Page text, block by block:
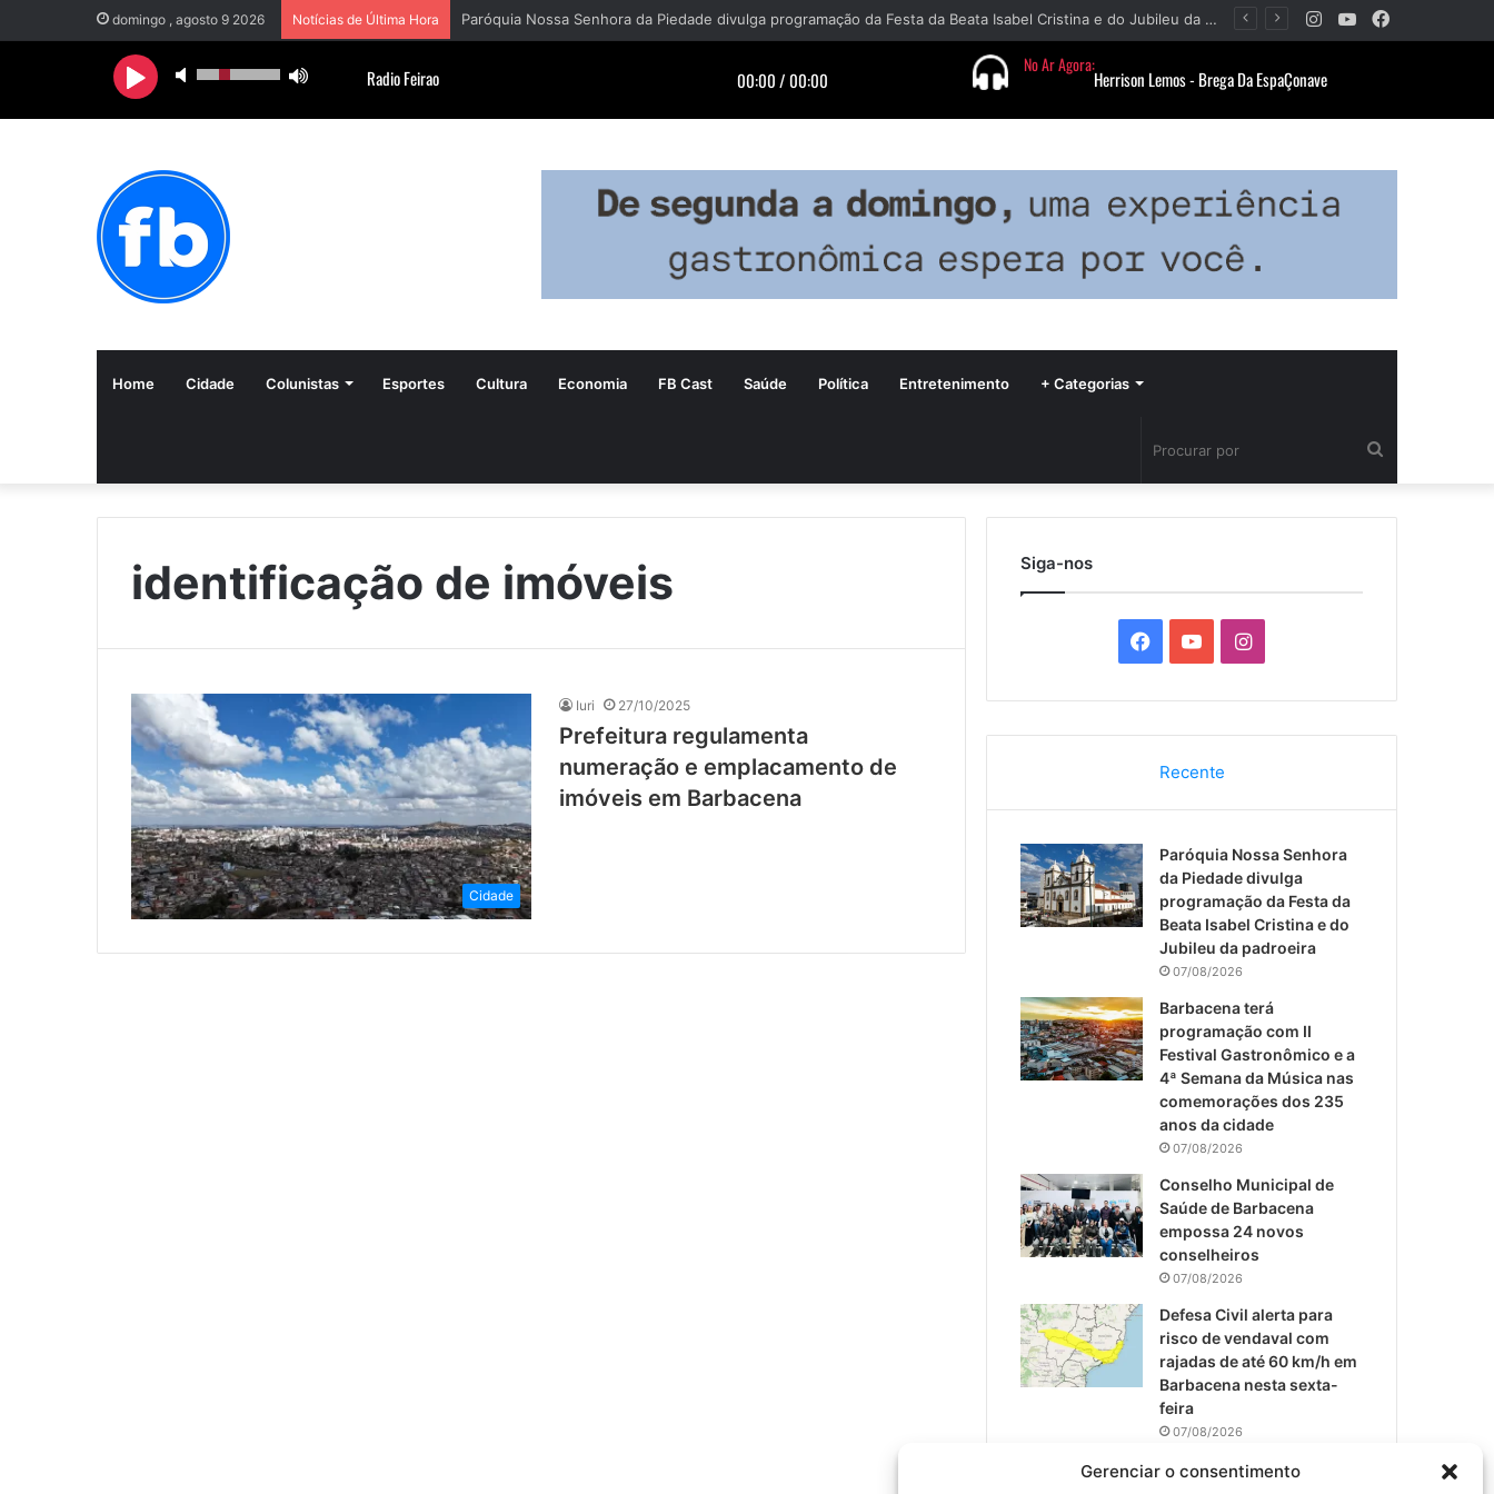
Gerenciar o consentimento
domingo , agosto 9 2026 Notícias de Última Hora Paróquia Nossa Senhora da Piedade divulga programação da Festa da Beata Isabel Cristina e do Jubileu da padroeira YouTube
Instagram
Home Cidade Colunistas Esportes Cultura Economia FB Cast Saúde Política Entretenimento + Categorias
por
identificação de imóveis
Cidade
Iuri 27/10/2025
Prefeitura regulamenta
numeração e emplacamento de
imóveis em Barbacena
Siga-nos
c
e
b
o
o
k
u
T
u
b
e
I
s
a
g
r
a
Recente
Paróquia Nossa Senhora
da Piedade divulga
programação da Festa da
Beata Isabel Cristina e do
Jubileu da padroeira
07/08/2026
Barbacena terá
programação com II
Festival Gastronômico e a
4ª Semana da Música nas
comemorações dos 235
anos da cidade
07/08/2026
Conselho Municipal de
Saúde de Barbacena
empossa 24 novos
conselheiros
07/08/2026
Defesa Civil alerta para
risco de vendaval com
rajadas de até 60 km/h em
Barbacena nesta sexta-
feira
07/08/2026
EPCAR tem a melhor nota